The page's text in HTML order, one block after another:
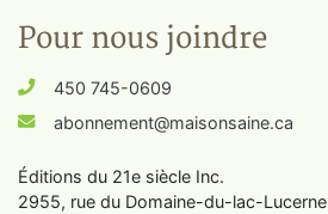
Pour nous joindre
450 745-0609
abonnement@maisonsaine.ca
Éditions du 21e siècle Inc.
2955, rue du Domaine-du-lac-Lucerne